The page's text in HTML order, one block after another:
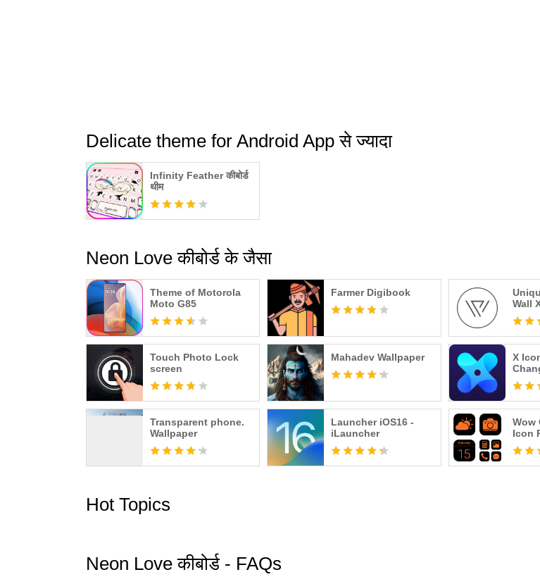
Delicate theme for Android App से ज्यादा
Infinity Feather कीबोर्ड
थीम
Neon Love कीबोर्ड के जैसा
Theme of Motorola
Moto G85
Farmer Digibook
Wall
Touch Photo Lock
screen
Mahadev Wallpaper
X
Transparent phone.
Wallpaper
Launcher iOS16 -
iLauncher
Wow
Icon
Hot Topics
Neon Love कीबोर्ड - FAQs